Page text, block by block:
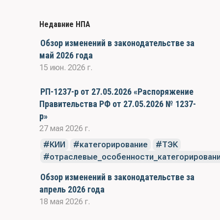
Недавние НПА
Обзор изменений в законодательстве за
май 2026 года
15 июн. 2026 г.
РП-1237-р от 27.05.2026 «Распоряжение
Правительства РФ от 27.05.2026 № 1237-
р»
27 мая 2026 г.
КИИ
категорирование
ТЭК
Обзор изменений в законодательстве за
апрель 2026 года
18 мая 2026 г.